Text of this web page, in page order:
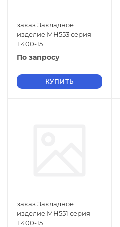
заказ Закладное
изделие МН553 серия
1.400-15
По запросу
КУПИТЬ
заказ Закладное
изделие МН551 серия
1.400-15